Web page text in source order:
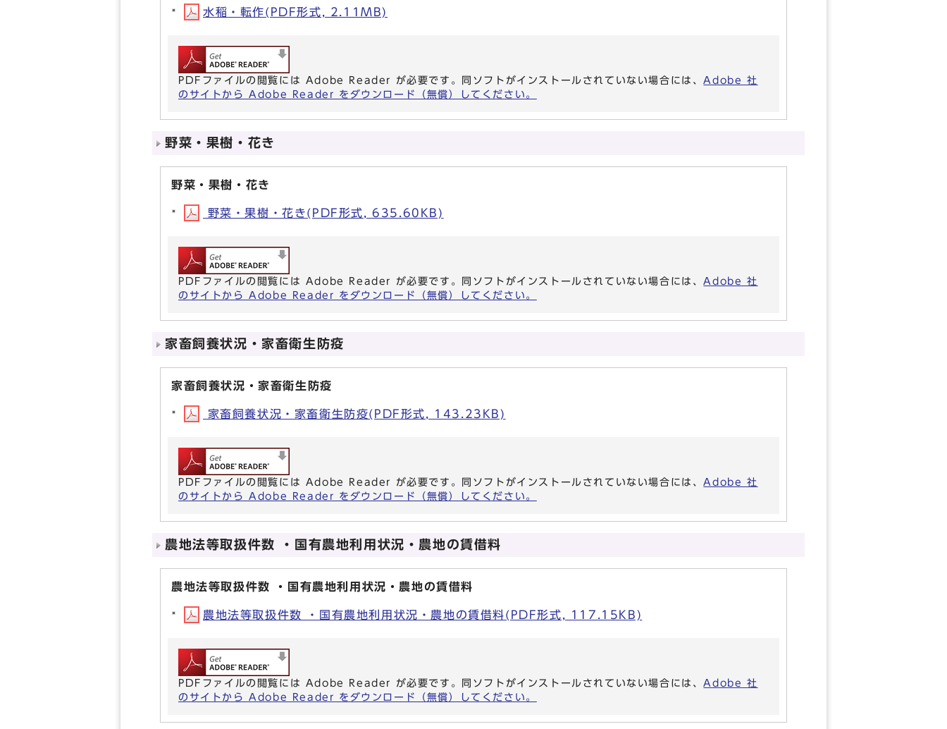
水稲・転作(PDF形式, 2.11MB)
PDFファイルの閲覧には Adobe Reader が必要です。同ソフトがインストールされていない場合には、Adobe 社
のサイトから Adobe Reader をダウンロード（無償）してください。
野菜・果樹・花き
野菜・果樹・花き
野菜・果樹・花き(PDF形式, 635.60KB)
PDFファイルの閲覧には Adobe Reader が必要です。同ソフトがインストールされていない場合には、Adobe 社
のサイトから Adobe Reader をダウンロード（無償）してください。
家畜飼養状況・家畜衛生防疫
家畜飼養状況・家畜衛生防疫
家畜飼養状況・家畜衛生防疫(PDF形式, 143.23KB)
PDFファイルの閲覧には Adobe Reader が必要です。同ソフトがインストールされていない場合には、Adobe 社
のサイトから Adobe Reader をダウンロード（無償）してください。
農地法等取扱件数 ・国有農地利用状況・農地の賃借料
農地法等取扱件数 ・国有農地利用状況・農地の賃借料
農地法等取扱件数 ・国有農地利用状況・農地の賃借料(PDF形式, 117.15KB)
PDFファイルの閲覧には Adobe Reader が必要です。同ソフトがインストールされていない場合には、Adobe 社
のサイトから Adobe Reader をダウンロード（無償）してください。